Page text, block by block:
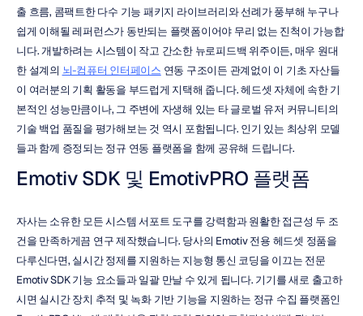
출 흐름, 콤팩트한 다수 기능 패키지 라이브러리와 선례가 풍부해 누구나
쉽게 이해될 레퍼런스가 동반되는 플랫폼이어야 무리 없는 진척이 가능합
니다. 개발하려는 시스템이 작고 간소한 뉴로피드백 위주이든, 매우 원대
한 설계의 뇌-컴퓨터 인터페이스 연동 구조이든 관계없이 이 기초 자산들
이 여러분의 기획 활동을 부드럽게 지택해 줍니다. 헤드셋 자체에 속한 기
본적인 성능만큼이나, 그 주변에 자생해 있는 타 글로벌 유저 커뮤니티의
기술 백업 품질을 평가해보는 것 역시 포함됩니다. 인기 있는 최상위 모델
들과 함께 증정되는 정규 연동 플랫폼을 함께 공유해 드립니다.
Emotiv SDK 및 EmotivPRO 플랫폼
자사는 소유한 모든 시스템 서포트 도구를 강력함과 원활한 접근성 두 조
건을 만족하게끔 연구 제작했습니다. 당사의 Emotiv 전용 헤드셋 정품을
다루신다면, 실시간 정제를 지원하는 지능형 통신 코딩을 이끄는 전문
Emotiv SDK 기능 요소들과 일괄 만날 수 있게 됩니다. 기기를 새로 출고하
시면 실시간 장치 추적 및 녹화 기반 기능을 지원하는 정규 수집 플랫폼인